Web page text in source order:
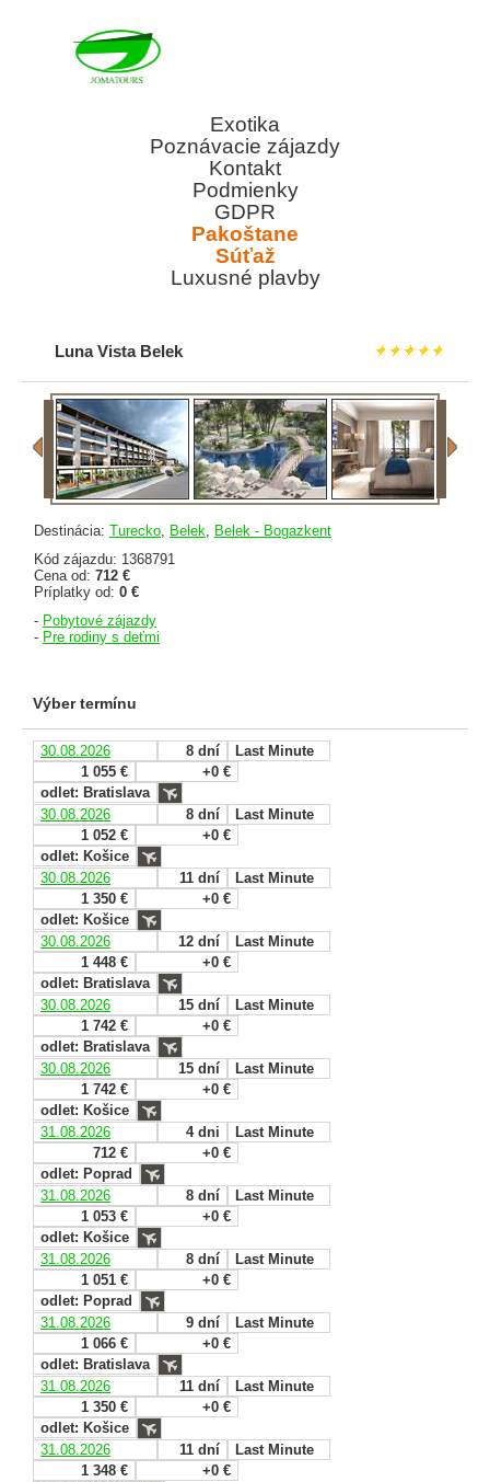
Exotika
Poznávacie zájazdy
Kontakt
Podmienky
GDPR
Pakoštane
Súťaž
Luxusné plavby
Luna Vista Belek
Destinácia: Turecko, Belek, Belek - Bogazkent
Kód zájazdu: 1368791
Cena od: 712 €
Príplatky od: 0 €
- Pobytové zájazdy
- Pre rodiny s deťmi
Výber termínu
30.08.2026 8 dní
Last Minute
1 055 €
+0 €
odlet: Bratislava
30.08.2026
8 dní
Last Minute
1 052 €
+0 €
odlet: Košice
30.08.2026
11 dní
Last Minute
1 350 €
+0 €
odlet: Košice
30.08.2026
12 dní
Last Minute
1 448 €
+0 €
odlet: Bratislava
30.08.2026
15 dní
Last Minute
1 742 €
+0 €
odlet: Bratislava
30.08.2026
15 dní
Last Minute
1 742 €
+0 €
odlet: Košice
31.08.2026
4 dni
Last Minute
712 €
+0 €
odlet: Poprad
31.08.2026
8 dní
Last Minute
1 053 €
+0 €
odlet: Košice
31.08.2026
8 dní
Last Minute
1 051 €
+0 €
odlet: Poprad
31.08.2026
9 dní
Last Minute
1 066 €
+0 €
odlet: Bratislava
31.08.2026
11 dní
Last Minute
1 350 €
+0 €
odlet: Košice
31.08.2026
11 dní
Last Minute
1 348 €
+0 €